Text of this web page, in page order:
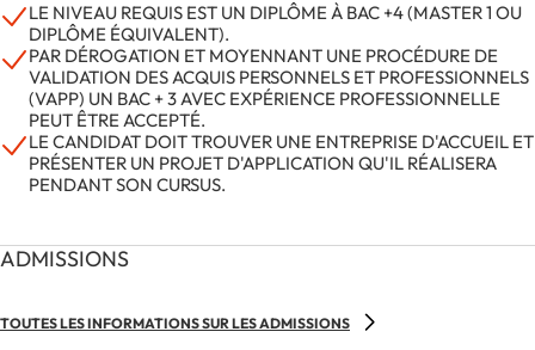
LE NIVEAU REQUIS EST UN DIPLÔME À BAC +4 (MASTER 1 OU
DIPLÔME ÉQUIVALENT).
PAR DÉROGATION ET MOYENNANT UNE PROCÉDURE DE
VALIDATION DES ACQUIS PERSONNELS ET PROFESSIONNELS
(VAPP) UN BAC + 3 AVEC EXPÉRIENCE PROFESSIONNELLE
PEUT ÊTRE ACCEPTÉ.
LE CANDIDAT DOIT TROUVER UNE ENTREPRISE D'ACCUEIL ET
PRÉSENTER UN PROJET D'APPLICATION QU'IL RÉALISERA
PENDANT SON CURSUS.
ADMISSIONS
TOUTES LES INFORMATIONS SUR LES ADMISSIONS